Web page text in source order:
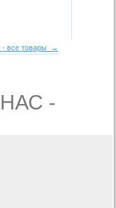
- все товары →
-